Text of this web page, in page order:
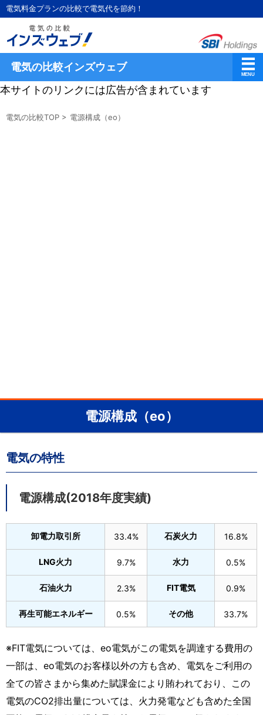
電気料金プランの比較で電気代を節約！
電気の比較インズウェブ
本サイトのリンクには広告が含まれています
電気の比較TOP > 電源構成（eo）
電源構成（eo）
電気の特性
電源構成(2018年度実績)
卸電力取引所 33.4% 石炭火力 16.8%
LNG火力 9.7% 水力 0.5%
石油火力 2.3% FIT電気 0.9%
再生可能エネルギー 0.5% その他 33.7%
※FIT電気については、eo電気がこの電気を調達する費用の
一部は、eo電気のお客様以外の方も含め、電気をご利用の
全ての皆さまから集めた賦課金により賄われており、この
電気のCO2排出量については、火力発電なども含めた全国